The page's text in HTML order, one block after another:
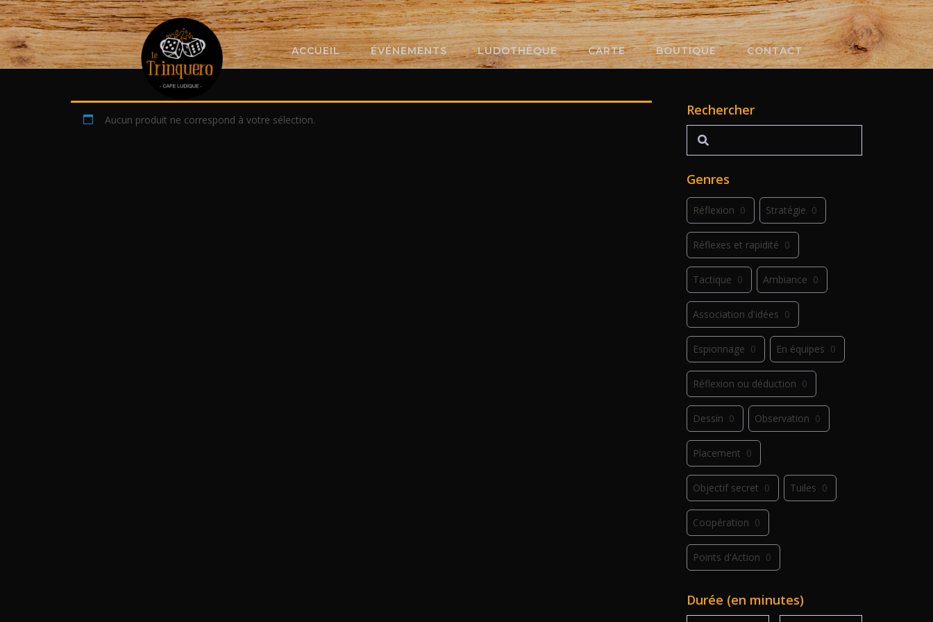
Skip
to
content
ACCUEIL ÉVÉNEMENTS LUDOTHÈQUE CARTE BOUTIQUE CONTACT
Aucun produit ne correspond à votre sélection.
Rechercher
Rechercher
Genres
Réflexion 0 Stratégie 0
Réflexes et rapidité 0
Tactique 0 Ambiance 0
Association d'idées 0
Espionnage 0 En équipes 0
Réflexion ou déduction 0
Dessin 0 Observation 0
Placement 0
Objectif secret 0 Tuiles 0
Coopération 0
Points d'Action 0
Déplacement 0
Durée (en minutes)